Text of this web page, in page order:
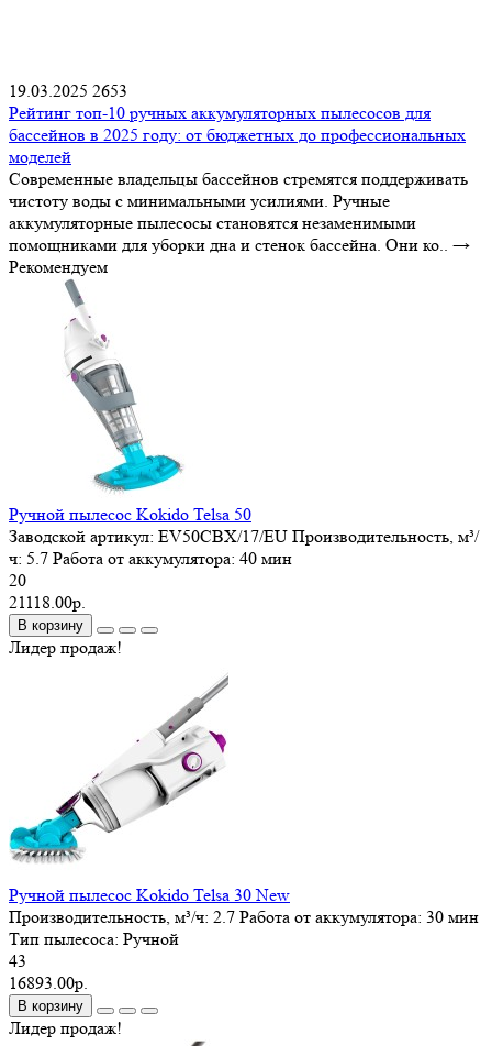
19.03.2025 2653
Рейтинг топ-10 ручных аккумуляторных пылесосов для
бассейнов в 2025 году: от бюджетных до профессиональных
моделей
Современные владельцы бассейнов стремятся поддерживать
чистоту воды с минимальными усилиями. Ручные
аккумуляторные пылесосы становятся незаменимыми
помощниками для уборки дна и стенок бассейна. Они ко.. →
Рекомендуем
Ручной пылесос Kokido Telsa 50
Заводской артикул: EV50CBX/17/EU Производительность, м³/
ч: 5.7 Работа от аккумулятора: 40 мин
20
21118.00р.
В корзину
Лидер продаж!
Ручной пылесос Kokido Telsa 30 New
Производительность, м³/ч: 2.7 Работа от аккумулятора: 30 мин
Тип пылесоса: Ручной
43
16893.00р.
В корзину
Лидер продаж!